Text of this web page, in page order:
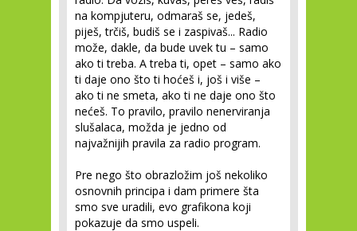
na kompjuteru, odmaraš se, jedeš,
piješ, trčiš, budiš se i zaspivaš... Radio
može, dakle, da bude uvek tu – samo
ako ti treba. A treba ti, opet – samo ako
ti daje ono što ti hoćeš i, još i više –
ako ti ne smeta, ako ti ne daje ono što
nećeš. To pravilo, pravilo nenerviranja
slušalaca, možda je jedno od
najvažnijih pravila za radio program.
Pre nego što obrazložim još nekoliko
osnovnih principa i dam primere šta
smo sve uradili, evo grafikona koji
pokazuje da smo uspeli.